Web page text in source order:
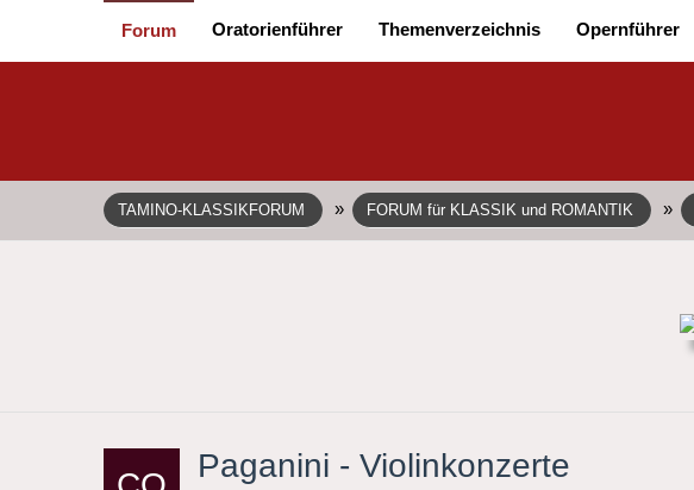
Forum Oratorienführer Themenverzeichnis Opernführer
TAMINO-KLASSIKFORUM » FORUM für KLASSIK und ROMANTIK »
Paganini - Violinkonzerte